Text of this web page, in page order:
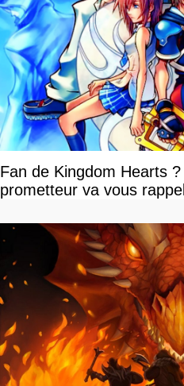
Fan de Kingdom Hearts
prometteur va vous